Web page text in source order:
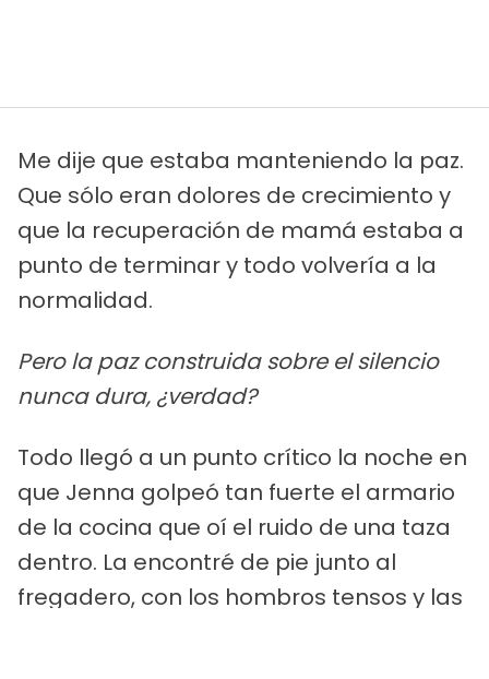
Me dije que estaba manteniendo la paz.
Que sólo eran dolores de crecimiento y
que la recuperación de mamá estaba a
punto de terminar y todo volvería a la
normalidad.
Pero la paz construida sobre el silencio
nunca dura, ¿verdad?
Todo llegó a un punto crítico la noche en
que Jenna golpeó tan fuerte el armario
de la cocina que oí el ruido de una taza
dentro. La encontré de pie junto al
fregadero, con los hombros tensos y las